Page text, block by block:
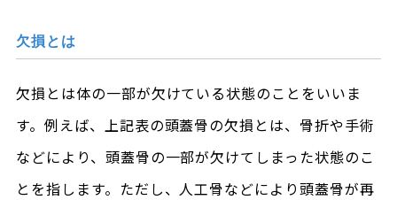
欠損とは
欠損とは体の一部が欠けている状態のことをいいま
す。例えば、上記表の頭蓋骨の欠損とは、骨折や手術
などにより、頭蓋骨の一部が欠けてしまった状態のこ
とを指します。ただし、人工骨などにより頭蓋骨が再